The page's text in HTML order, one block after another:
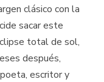
clásico con la
sacar este
total de sol,
después,
escritor y